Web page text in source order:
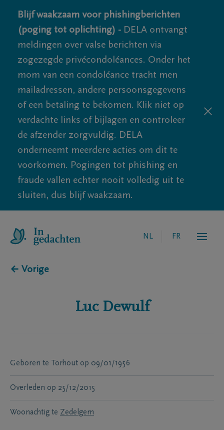
Blijf waakzaam voor phishingberichten
(poging tot oplichting) - DELA ontvangt
meldingen over valse berichten via
zogezegde privécondoléances. Onder het
mom van een condoléance tracht men
mailadressen, andere persoonsgegevens
of een betaling te bekomen. Klik niet op
verdachte links of bijlagen en controleer
de afzender zorgvuldig. DELA
onderneemt meerdere acties om dit te
voorkomen. Pogingen tot phishing en
fraude vallen echter nooit volledig uit te
sluiten, dus blijf waakzaam.
NL FR
← Vorige
Luc Dewulf
Geboren te Torhout op 09/01/1956
Overleden op 25/12/2015
Woonachtig te Zedelgem